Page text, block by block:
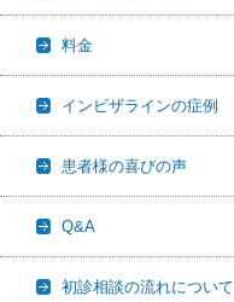
料金
インビザラインの症例
患者様の喜びの声
Q&A
初診相談の流れについて